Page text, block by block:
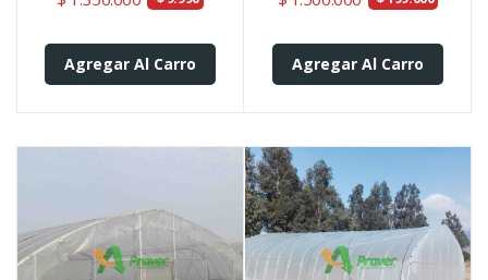
Agregar Al Carro Agregar Al Carro